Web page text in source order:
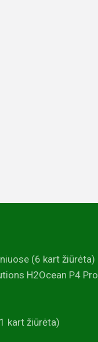
(6 kart žiūrėta)
H2Ocean P4 Pro
kart žiūrėta)